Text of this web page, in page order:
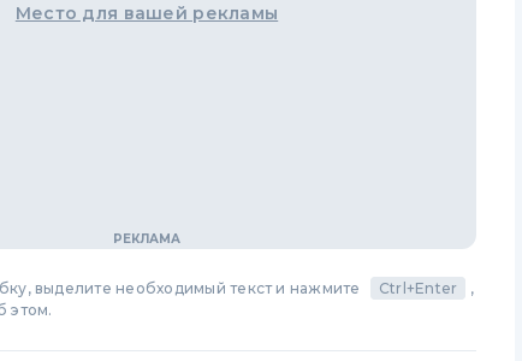
Место для вашей рекламы
выделите необходимый текст и нажмите Ctrl+Enter
,
этом.